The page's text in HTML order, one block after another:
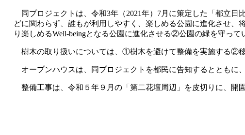
同プロジェクトは、令和3年（2021年）7月に策定した「都立日
どに関わらず、誰もが利用しやすく、楽しめる公園に進化させ
り楽しめるWell-beingとなる公園に進化させる②公園の緑を守っ
樹木の取り扱いについては、①樹木を避けて整備を実施する②
オープンハウスは、同プロジェクトを都民に告知するとともに
整備工事は、令和５年９月の「第二花壇周辺」を皮切りに、開